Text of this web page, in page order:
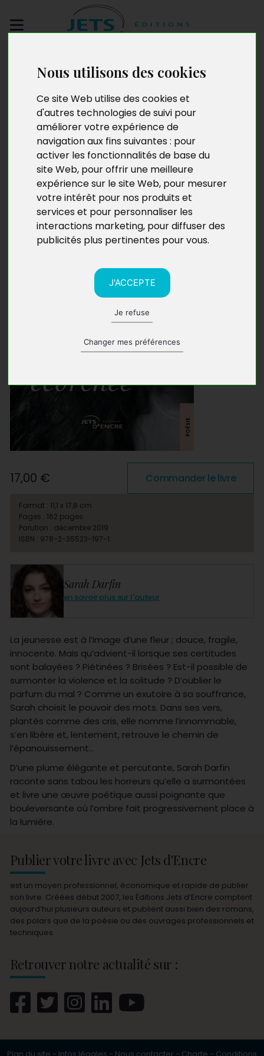
Nous utilisons des cookies
Ce site Web utilise des cookies et
d'autres technologies de suivi pour
améliorer votre expérience de
navigation aux fins suivantes : pour
activer les fonctionnalités de base du
site Web, pour offrir une meilleure
expérience sur le site Web, pour mesurer
votre intérêt pour nos produits et
services et pour personnaliser les
interactions marketing, pour diffuser des
publicités plus pertinentes pour vous.
J'ACCEPTE
Je refuse
Changer mes préférences
manuscrit
Douce écorchée
Sarah Darfin
en savoir plus sur l'auteur
La jeunesse est à l’image d’une fleur ; douce, fragile,
innocente. Mais qu’advient-il lorsque ses certitudes
sont balayées ? Piétinées ? Brisées ? Est-il possible de
surmonter la violence et la solitude ? D’oublier le
parfum du mal ? Comme un exutoire à sa souffrance,
Sarah choisit le pouvoir des mots. Dans ses vers,
plantés comme des cris, elle nomme l’innommable,
s’en libère et, lentement, retrouve le chemin de
l’épanouissement…
D’une plume élégante et percutante, Sarah Darfin
raconte sans tabou les horreurs qu’elle a surmontées
et livre une œuvre poétique aussi poignante que
bouleversante où l’ombre fait progressivement place à
la lumière.
17,00 € Commander le livre
Format : 11,1 x 17,8 cm
Pages : 162 pages
Parution : décembre 2019
ISBN : 978-2-35523-197-1
Publier votre livre avec Jets d'Encre
est un moyen professionnel, économique et rapide de publier
son livre. Créées début 2007, les Éditions Jets d’Encre comptent
aujourd’hui plusieurs auteurs et publient aussi bien des romans,
des polars que de la poésie ou des ouvrages professionnels et
techniques.
Retrouver notre actualité sur :
Plan du site - Infos légales - Nous contacter - Charte - Conditions